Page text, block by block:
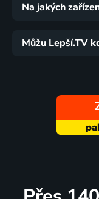
Na jakých
Můžu Lepší.TV